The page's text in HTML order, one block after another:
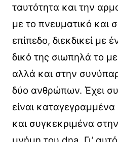
ταυτότητα και την
με το πνευματικό και
επίπεδο, διεκδικεί με
δικό της σιωπηλά το
αλλά και στην
δύο ανθρώπων. Έχει
είναι
και συγκεκριμένα